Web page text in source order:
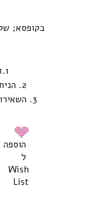
בקופסא;
1.זלפו על תליון הלבד את הדקו קרם
2. הניחו על הדקו קרם את האלמנטים לקישוט
3. השאירו לייבוש מוחלט של הדקו קרם (24 שעות)
הוספה
ל
Wish
List